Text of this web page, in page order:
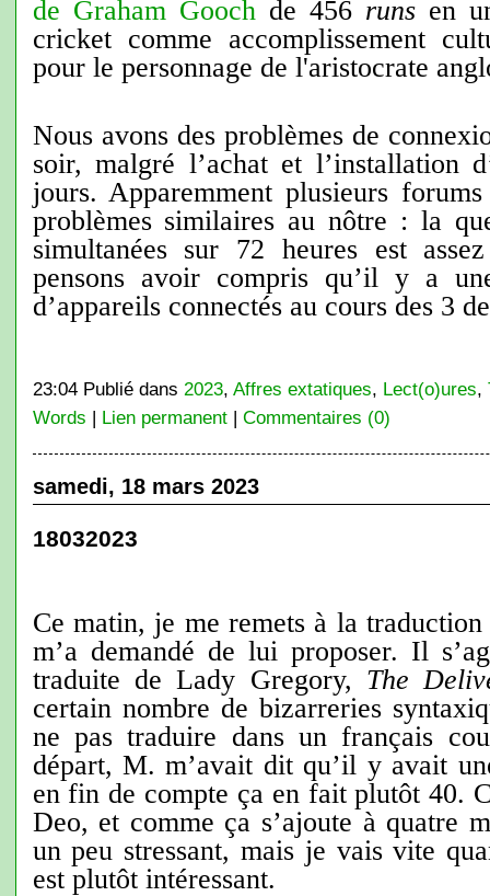
de Graham Goochde 456 runs en
cricket comme accomplissement
pour le personnage de l'aristocrate
Nous avons des problèmes de
soir, malgré l’achat et l’installation
jours. Apparemment plusieurs
problèmes similaires au nôtre : la
simultanées sur 72 heures est
pensons avoir compris qu’il y a
d’appareils connectés au cours des 3
23:04 Publié dans 2023, Affres extatiques, Lect(o)ures,
Words | Lien permanent| Commentaires (0)
samedi, 18 mars 2023
18032023
Ce matin, je me remets à la
m’a demandé de lui proposer. Il
traduite de Lady Gregory, The
certain nombre de bizarreries
ne pas traduire dans un français
départ, M. m’avait dit qu’il y avait
en fin de compte ça en fait plutôt 40.
Deo, et comme ça s’ajoute à quatre
un peu stressant, mais je vais vite
est plutôt intéressant.